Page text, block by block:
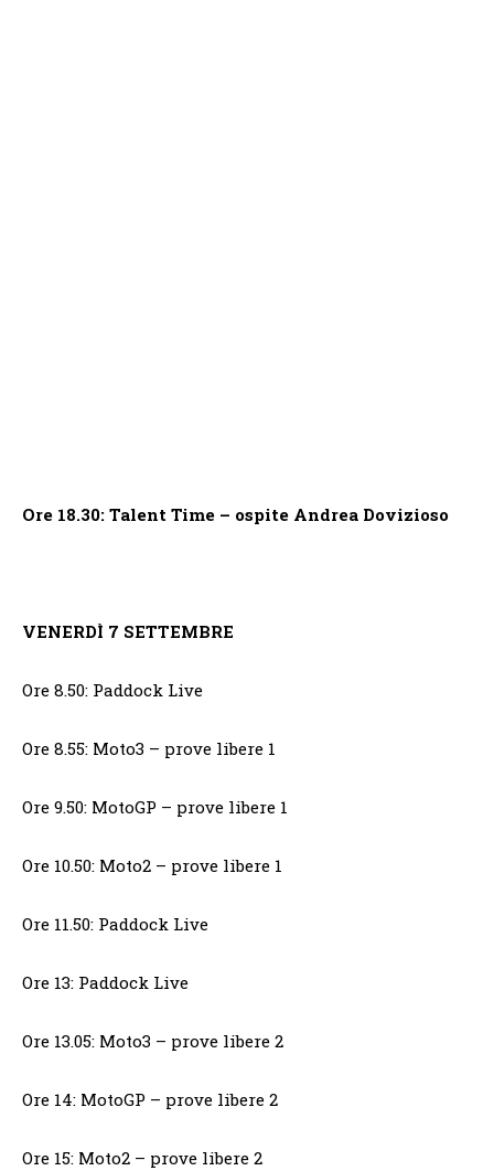
Ore 18.30: Talent Time – ospite Andrea Dovizioso
VENERDÌ 7 SETTEMBRE
Ore 8.50: Paddock Live
Ore 8.55: Moto3 – prove libere 1
Ore 9.50: MotoGP – prove libere 1
Ore 10.50: Moto2 – prove libere 1
Ore 11.50: Paddock Live
Ore 13: Paddock Live
Ore 13.05: Moto3 – prove libere 2
Ore 14: MotoGP – prove libere 2
Ore 15: Moto2 – prove libere 2